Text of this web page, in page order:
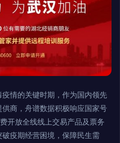
情的关键时期，作为国内领先
商，舟谱数据积极响应国家号
开放全线线上交易产品及票务
疫期经营困境，保障民生需